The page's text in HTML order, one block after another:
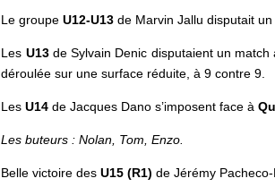
Le groupeU12-U13 de Marvin Jallu disputait
Les U13de Sylvain Denic disputaient un match
déroulée sur une surface réduite, à 9 contre 9.
LesU14de Jacques Dano s’imposent face à
Les buteurs : Nolan, Tom, Enzo.
Belle victoire desU15 (R1) de Jérémy